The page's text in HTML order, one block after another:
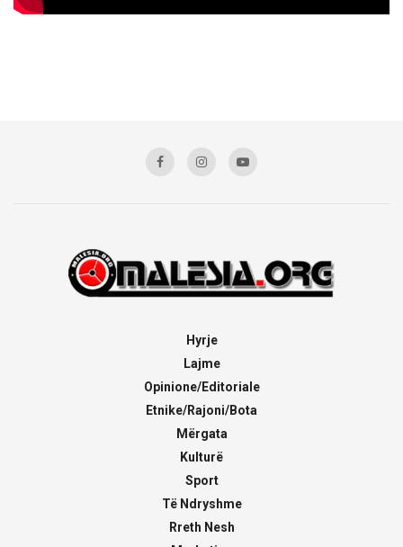
Hyrje
Lajme
Opinione/Editoriale
Etnike/Rajoni/Bota
Mërgata
Kulturë
Sport
Të Ndryshme
Rreth Nesh